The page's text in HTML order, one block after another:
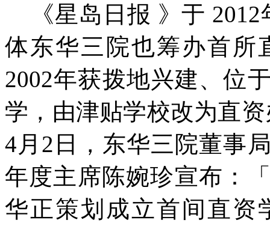
《星岛日报 》于 2012
体东华三院也筹办首所
2002年获拨地兴建、位
学，由津贴学校改为直
4 月 2 日，东华三院董事
年度主席陈婉珍宣布：
华正策划成立首间直资